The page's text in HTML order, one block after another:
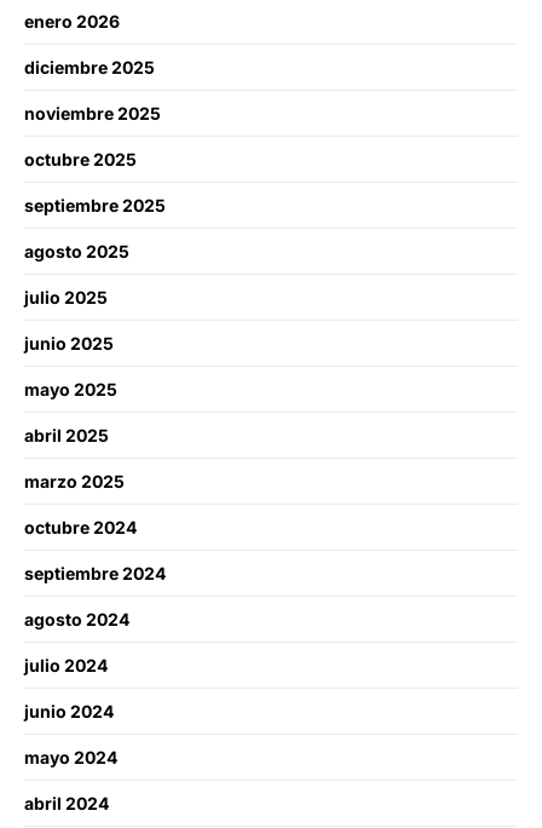
enero 2026
diciembre 2025
noviembre 2025
octubre 2025
septiembre 2025
agosto 2025
julio 2025
junio 2025
mayo 2025
abril 2025
marzo 2025
octubre 2024
septiembre 2024
agosto 2024
julio 2024
junio 2024
mayo 2024
abril 2024